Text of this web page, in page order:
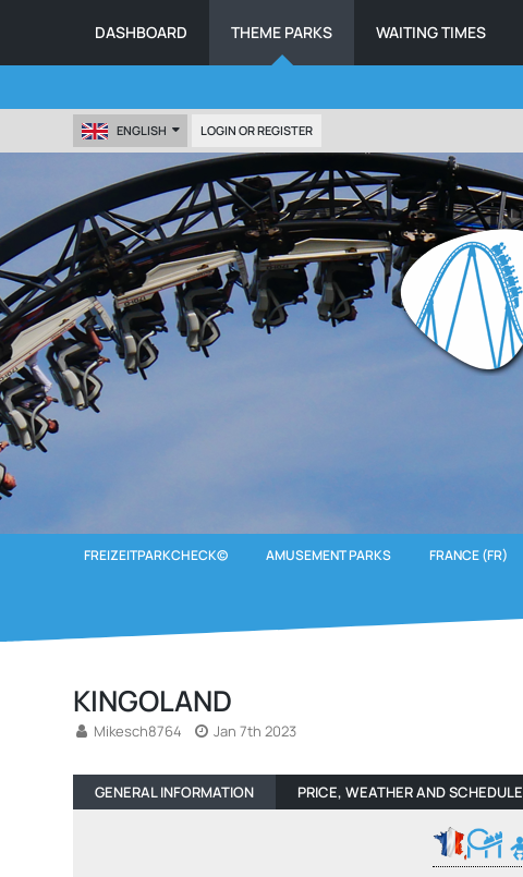
DASHBOARD THEME PARKS WAITING TIMES
ENGLISH LOGIN OR REGISTER
FREIZEITPARKCHECK© AMUSEMENT PARKS FRANCE (FR)
KINGOLAND
Mikesch8764 Jan 7th 2023
GENERAL INFORMATION PRICE, WEATHER AND SCHEDULE